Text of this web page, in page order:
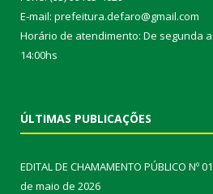
E-mail: prefeitura.defaro@gmail.com
Horário de atendimento: De segunda
14:00hs
ÚLTIMAS PUBLICAÇÕES
EDITAL DE CHAMAMENTO PÚBLICO Nº
de maio de 2026